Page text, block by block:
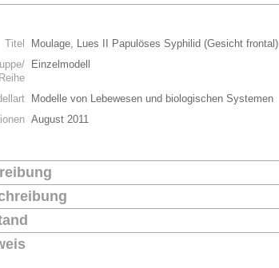
Titel
Moulage, Lues II Papulöses Syphilid (Gesicht frontal)
Reihe
Einzelmodell
Modelle von Lebewesen und biologischen Systemen
August 2011